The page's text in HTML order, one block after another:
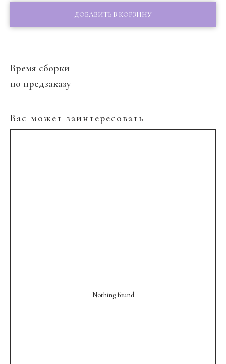
ДОБАВИТЬ В КОРЗИНУ
Время сборки
по предзаказу
Вас может заинтересовать
Nothing found